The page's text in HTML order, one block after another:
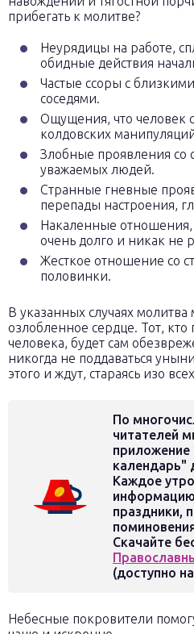
прибегать к молитве?
Неурядицы на работе,
обидные действия
Частые ссоры с
соседями.
Ощущения, что человек
колдовских
Злобные проявления
уважаемых людей.
Странные гневные
перепады настроения,
Накаленные отношения,
очень долго и никак не
Жесткое отношение со
половинки.
В указанных случаях молитва
озлобленное сердце. Тот, кто
человека, будет сам
никогда не поддаваться
этого и ждут, стараясь изо
По
читателей
календарь"
Каждое
праздники,
Скачайте
(доступно
Небесные покровители